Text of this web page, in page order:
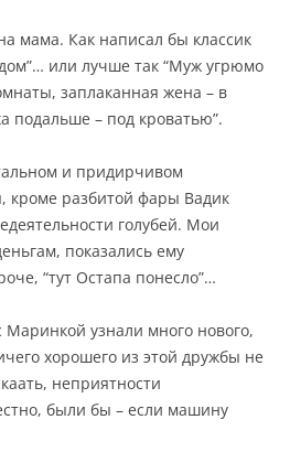
мама. Как написал бы классик
или лучше так “Муж угрюмо
заплаканная жена – в
подальше – под кроватью”.
и придирчивом
разбитой фары Вадик
голубей. Мои
показались ему
“тут Остапа понесло”…
узнали много нового,
хорошего из этой дружбы не
неприятности
были бы – если машину